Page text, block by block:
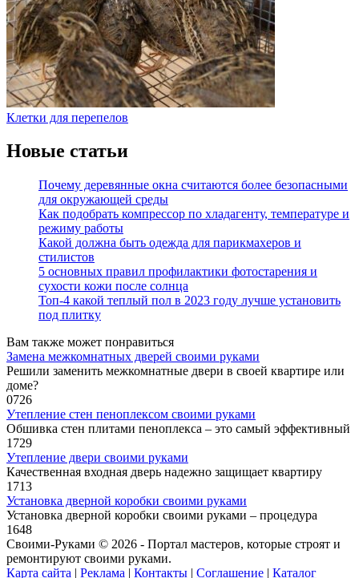
Клетки для перепелов
Новые статьи
Почему деревянные окна считаются более безопасными
для окружающей среды
Как подобрать компрессор по хладагенту, температуре и
режиму работы
Какой должна быть одежда для парикмахеров и
стилистов
5 основных правил профилактики фотостарения и
сухости кожи после солнца
Топ-4 какой теплый пол в 2023 году лучше установить
под плитку
Вам также может понравиться
Замена межкомнатных дверей своими руками
Решили заменить межкомнатные двери в своей квартире или
доме?
0726
Утепление стен пеноплексом своими руками
Обшивка стен плитами пеноплекса – это самый эффективный
1 729
Утепление двери своими руками
Качественная входная дверь надежно защищает квартиру
1 713
Установка дверной коробки своими руками
Установка дверной коробки своими руками – процедура
1648
Своими-Руками © 2026 - Портал мастеров, которые строят и
ремонтируют своими руками.
Карта сайта | Реклама | Контакты | Соглашение | Каталог